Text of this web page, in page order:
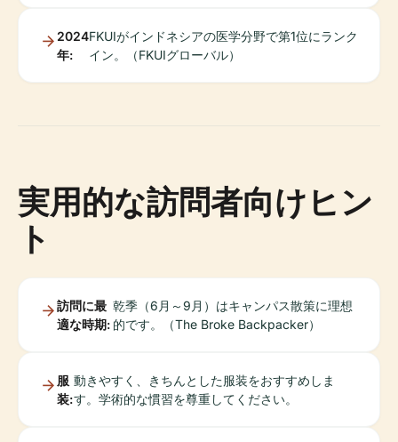
2024
年:
FKUIがインドネシアの医学分野で第1位にランク
イン。（FKUIグローバル）
実用的な訪問者向けヒン
ト
訪問に最
適な時期:
乾季（6月～9月）はキャンパス散策に理想
的です。（The Broke Backpacker）
服
装:
動きやすく、きちんとした服装をおすすめしま
す。学術的な慣習を尊重してください。